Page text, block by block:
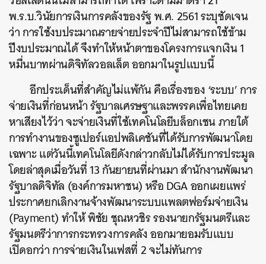
พ.ร.บ.วินัยการเงินการคลังของรัฐ พ.ศ. 2561 ระบุชัดเจน
ว่า การใช้งบประมาณรายจ่ายประจำปีไม่สามารถใช้ข้าม
ปีงบประมาณได้ จึงทำให้หน้าตาของโครงการแจกเงิน 1
หมื่นบาทผ่านดิจิทัลวอลเล็ต ออกมาในรูปแบบนี้
อีกประเด็นที่สำคัญไม่แพ้กัน คือเรื่องของ ‘ระบบ’ การ
จ่ายเงินที่ก่อนหน้า รัฐบาลเศรษฐาและพรรคเพื่อไทยเคย
หาเสียงไว้ว่า จะจ่ายเงินที่ใช้เทคโนโลยีบล็อกเชน ภายใต้
การทำงานของซูเปอร์แอปพลิเคชันที่ได้รับการพัฒนาโดย
เฉพาะ แต่วันนี้เทคโนโลยีดังกล่าวกลับไม่ได้รับการประมูล
โดยล่าสุดเมื่อวันที่ 13 กันยายนที่ผ่านมา สำนักงานพัฒนา
รัฐบาลดิจิทัล (องค์การมหาชน) หรือ DGA ออกเผยแพร่
ประกาศยกเลิกงานจ้างพัฒนาระบบแพลตฟอร์มจ่ายเงิน
(Payment) ทำให้ พิชัย ชุณหวชิร รองนายกรัฐมนตรีและ
รัฐมนตรีว่าการกระทรวงการคลัง ออกมายอมรับแบบ
เปิดอกว่า การจ่ายเงินในเฟสที่ 2 จะไม่ทันการ
ค้นหา
SHARE TWEET LINE EMAIL